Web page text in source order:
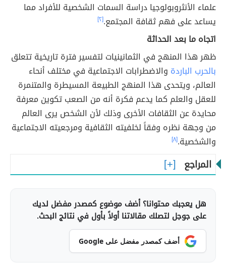
علماء الأنثروبولوجيا دراسة السمات الشخصية للأفراد مما
يساعد على فهم ثقافة المجتمع.[٢]
اتجاه ما بعد الحداثة
ظهر هذا المنهج في الثمانينيات لتفسير فترة تاريخية تتعلق
بالحرب الباردة والاضطرابات الاجتماعية في مختلف أنحاء
العالم، ويتحدى هذا المنهج الطبيعة المسيطرة والمتنمرة
للعقل والعلم كما يدعم فكرة أنه من الصعب تكوين معرفة
محايدة عن الثقافات الأخرى وذلك لأن الشخص يرى العالم
من وجهة نظره وفقاً لخلفيته الثقافية ومرجعيته الاجتماعية
والشخصية.[٨]
المراجع
هل يعجبك محتوانا؟ أضف موضوع كمصدر مفضل لديك
على جوجل لتصلك مقالاتنا أولاً بأول في نتائج البحث.
أضف كمصدر مفضل على Google